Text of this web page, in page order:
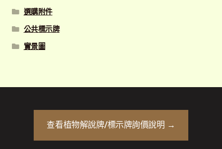
選購附件
公共標示牌
實景圖
查看植物解說牌/標示牌詢價說明 →